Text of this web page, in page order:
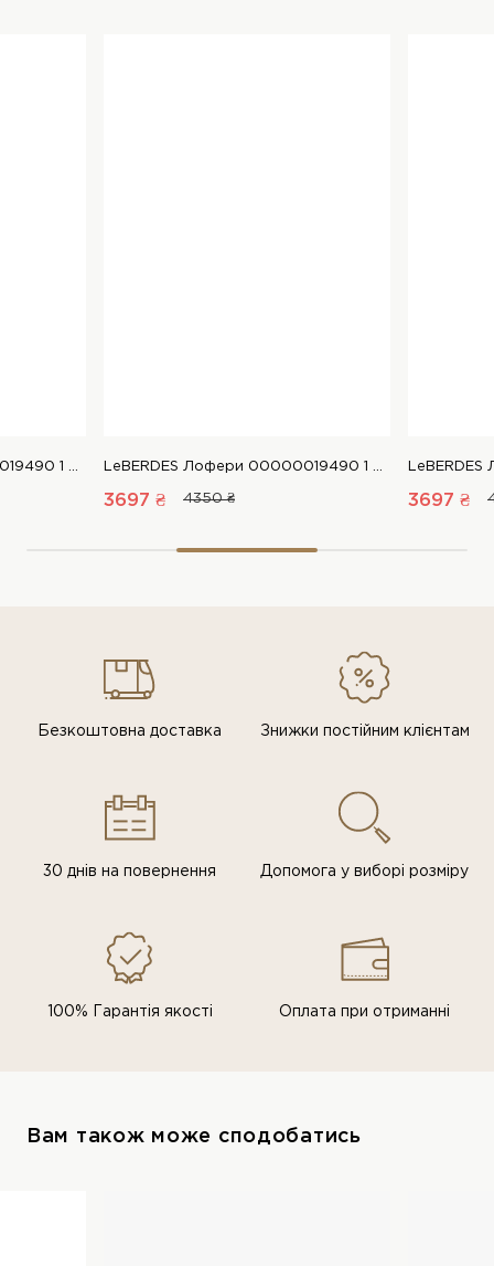
LeBERDES Лофери 00000019490 1 Магазин взуття “Favorite Shoes” LeBERDES Лофери 00000019490 1 Магазин взуття “Favorite Shoes”
3697 ₴ 4350 ₴ 3697 ₴
Безкоштовна доставка Знижки постiйним клiєнтам
30 днів на повернення Допомога у виборі розміру
100% Гарантія якості Оплата при отриманні
Вам також може сподобатись